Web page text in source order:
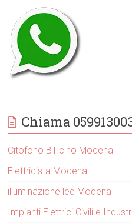
Chiama
Citofono BTicino Modena
Elettricista Modena
illuminazione led Modena
Impianti Elettrici Civili e